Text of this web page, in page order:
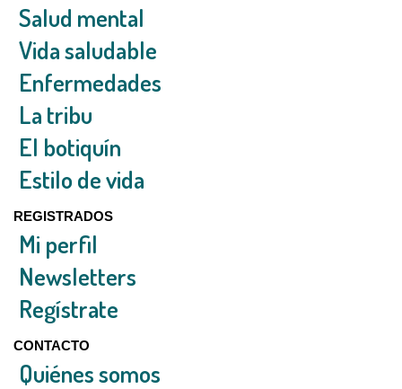
Salud mental
Vida saludable
Enfermedades
La tribu
El botiquín
Estilo de vida
REGISTRADOS
Mi perfil
Newsletters
Regístrate
CONTACTO
Quiénes somos